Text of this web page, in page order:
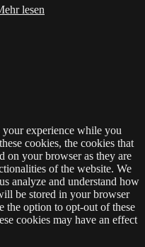
lesen
experience while you
cookies, the cookies that
on your browser as they are
of the website. We
analyze and understand how
be stored in your browser
the option to opt-out of these
cookies may have an effect